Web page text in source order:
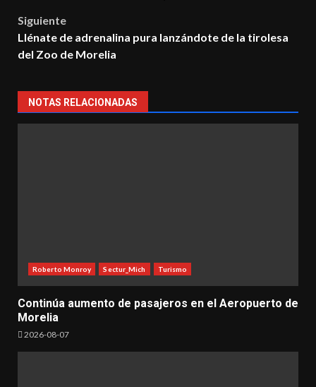
Siguiente
Llénate de adrenalina pura lanzándote de la tirolesa
del Zoo de Morelia
NOTAS RELACIONADAS
Roberto Monroy Sectur_Mich Turismo
Continúa aumento de pasajeros en el Aeropuerto de
Morelia
2026-08-07